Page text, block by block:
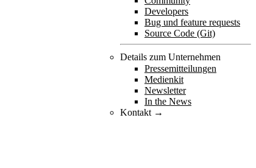
Developers
Bug und feature requests
Source Code (Git)
Details zum Unternehmen
Pressemitteilungen
Medienkit
Newsletter
In the News
Kontakt →